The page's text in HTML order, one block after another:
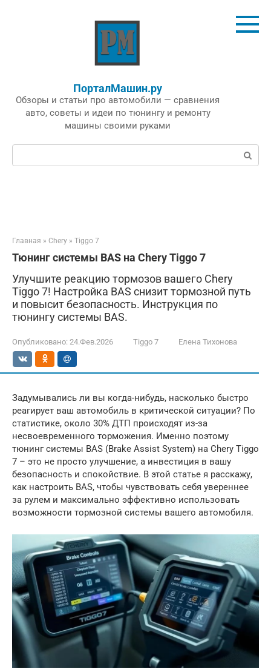
ПорталМашин.ру
Обзоры и статьи про автомобили — сравнения
авто, советы и идеи по тюнингу и ремонту
машины своими руками
Поиск:
Главная » Chery » Tiggo 7
Тюнинг системы BAS на Chery Tiggo 7
Улучшите реакцию тормозов вашего Chery
Tiggo 7! Настройка BAS снизит тормозной путь
и повысит безопасность. Инструкция по
тюнингу системы BAS.
Опубликовано: 24.Фев.2026 Tiggo 7 Елена Тихонова
Задумывались ли вы когда-нибудь, насколько быстро
реагирует ваш автомобиль в критической ситуации? По
статистике, около 30% ДТП происходят из-за
несвоевременного торможения. Именно поэтому
тюнинг системы BAS (Brake Assist System) на Chery Tiggo
7 – это не просто улучшение, а инвестиция в вашу
безопасность и спокойствие. В этой статье я расскажу,
как настроить BAS, чтобы чувствовать себя увереннее
за рулем и максимально эффективно использовать
возможности тормозной системы вашего автомобиля.